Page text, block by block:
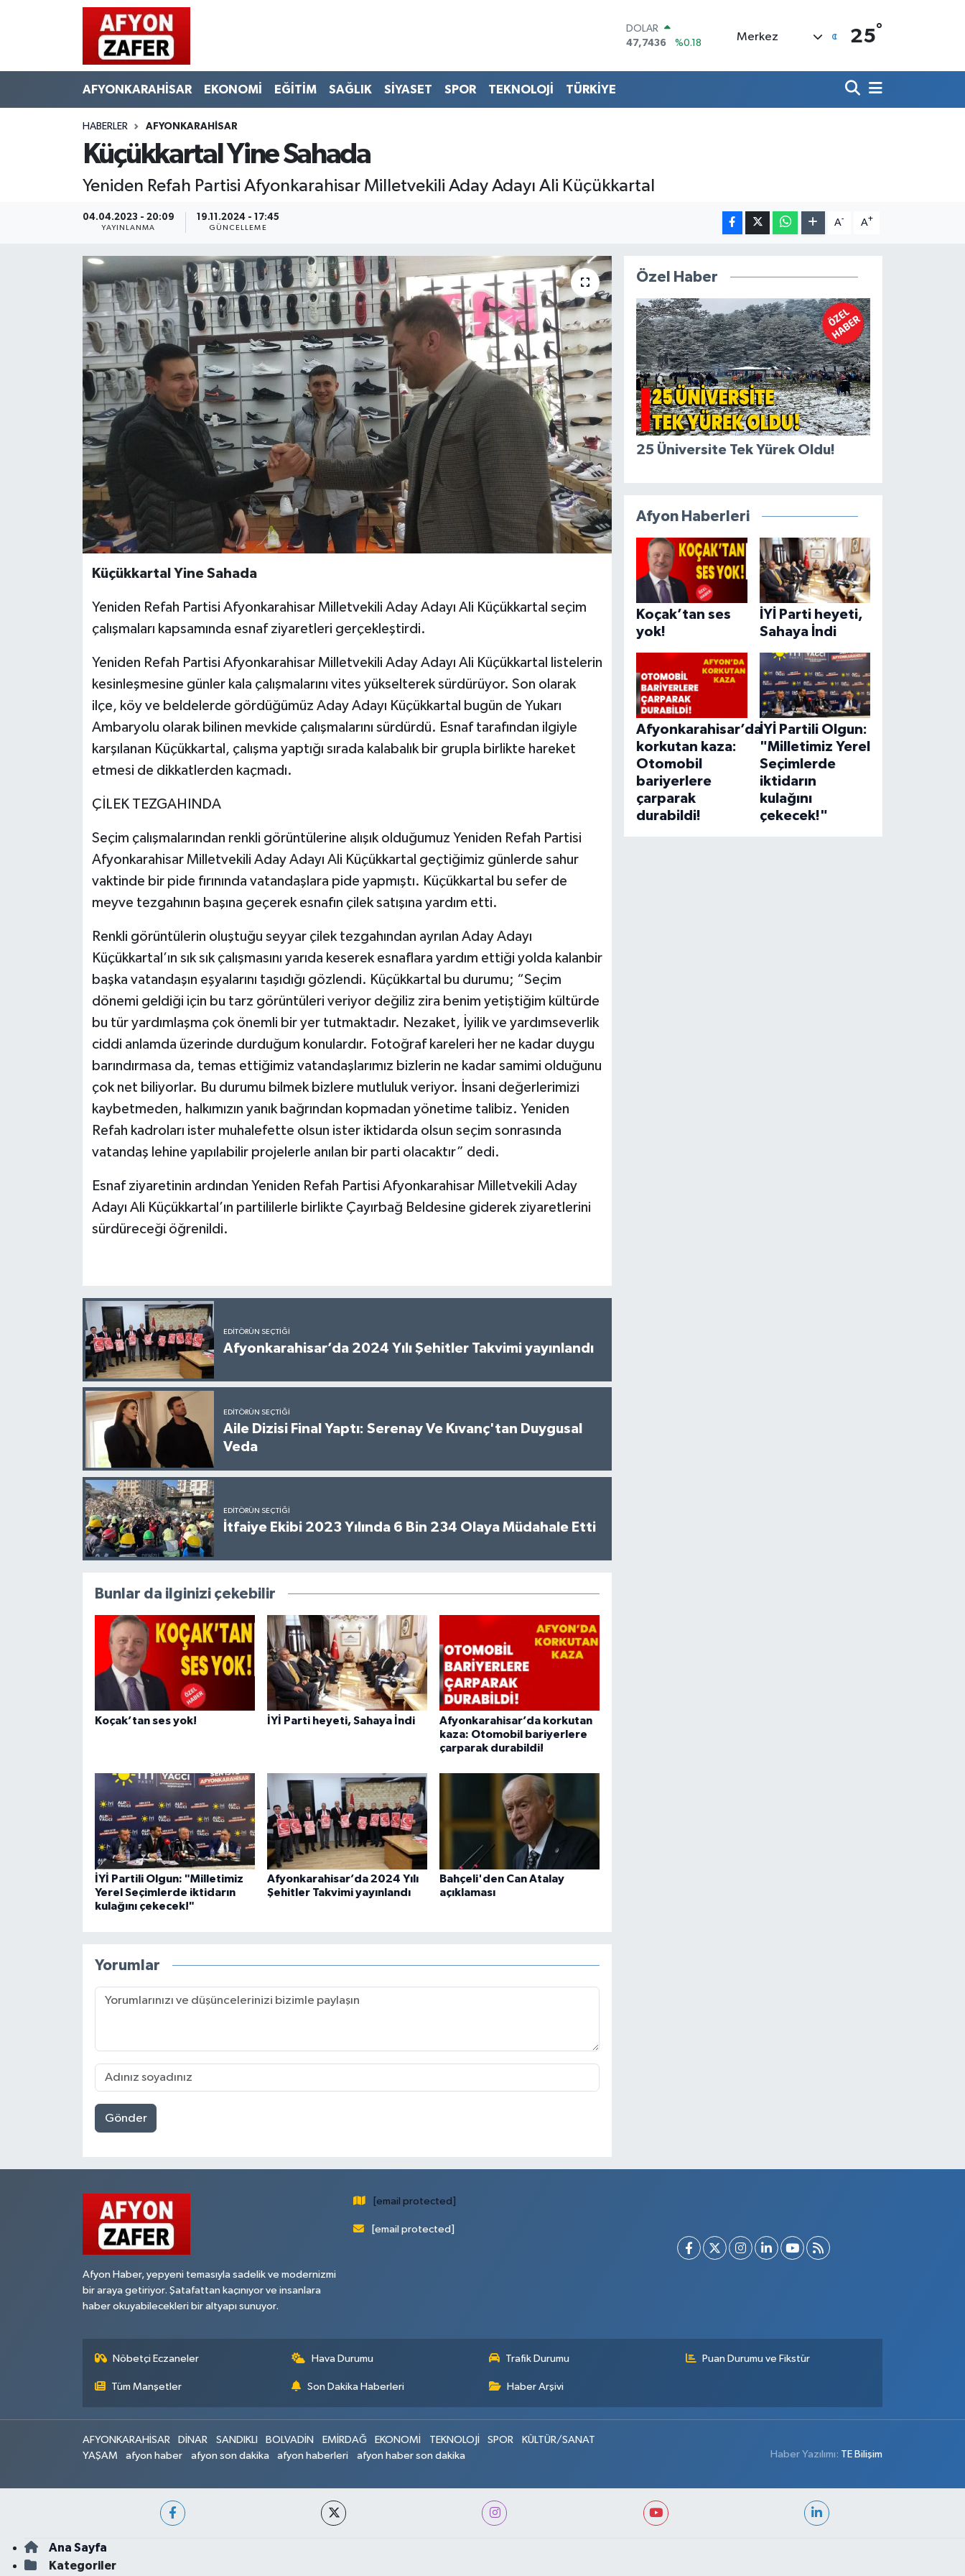
DOLAR
47,7436
%0.18
55,2510
%0.32
64.998,24
Merkez 25°
AFYONKARAHİSAR EKONOMİ EĞİTİM SAĞLIK SİYASET SPOR TEKNOLOJİ TÜRKİYE
HABERLER AFYONKARAHİSAR
Küçükkartal Yine Sahada
Yeniden Refah Partisi Afyonkarahisar Milletvekili Aday Adayı Ali Küçükkartal
04.04.2023 - 20:09
YAYINLANMA
19.11.2024 - 17:45
GÜNCELLEME
A- A+
Küçükkartal Yine Sahada
Yeniden Refah Partisi Afyonkarahisar Milletvekili Aday Adayı Ali Küçükkartal seçim
çalışmaları kapsamında esnaf ziyaretleri gerçekleştirdi.
Yeniden Refah Partisi Afyonkarahisar Milletvekili Aday Adayı Ali Küçükkartal listelerin
kesinleşmesine günler kala çalışmalarını vites yükselterek sürdürüyor. Son olarak
ilçe, köy ve beldelerde gördüğümüz Aday Adayı Küçükkartal bugün de Yukarı
Ambaryolu olarak bilinen mevkide çalışmalarını sürdürdü. Esnaf tarafından ilgiyle
karşılanan Küçükkartal, çalışma yaptığı sırada kalabalık bir grupla birlikte hareket
etmesi de dikkatlerden kaçmadı.
ÇİLEK TEZGAHINDA
Seçim çalışmalarından renkli görüntülerine alışık olduğumuz Yeniden Refah Partisi
Afyonkarahisar Milletvekili Aday Adayı Ali Küçükkartal geçtiğimiz günlerde sahur
vaktinde bir pide fırınında vatandaşlara pide yapmıştı. Küçükkartal bu sefer de
meyve tezgahının başına geçerek esnafın çilek satışına yardım etti.
Renkli görüntülerin oluştuğu seyyar çilek tezgahından ayrılan Aday Adayı
Küçükkartal’ın sık sık çalışmasını yarıda keserek esnaflara yardım ettiği yolda kalanbir
başka vatandaşın eşyalarını taşıdığı gözlendi. Küçükkartal bu durumu; “Seçim
dönemi geldiği için bu tarz görüntüleri veriyor değiliz zira benim yetiştiğim kültürde
bu tür yardımlaşma çok önemli bir yer tutmaktadır. Nezaket, İyilik ve yardımseverlik
ciddi anlamda üzerinde durduğum konulardır. Fotoğraf kareleri her ne kadar duygu
barındırmasa da, temas ettiğimiz vatandaşlarımız bizlerin ne kadar samimi olduğunu
çok net biliyorlar. Bu durumu bilmek bizlere mutluluk veriyor. İnsani değerlerimizi
kaybetmeden, halkımızın yanık bağrından kopmadan yönetime talibiz. Yeniden
Refah kadroları ister muhalefette olsun ister iktidarda olsun seçim sonrasında
vatandaş lehine yapılabilir projelerle anılan bir parti olacaktır” dedi.
Esnaf ziyaretinin ardından Yeniden Refah Partisi Afyonkarahisar Milletvekili Aday
Adayı Ali Küçükkartal’ın partililerle birlikte Çayırbağ Beldesine giderek ziyaretlerini
sürdüreceği öğrenildi.
EDITÖRÜN SEÇTIĞI
Afyonkarahisar’da 2024 Yılı Şehitler Takvimi yayınlandı
EDITÖRÜN SEÇTIĞI
Aile Dizisi Final Yaptı: Serenay Ve Kıvanç'tan Duygusal
Veda
EDITÖRÜN SEÇTIĞI
İtfaiye Ekibi 2023 Yılında 6 Bin 234 Olaya Müdahale Etti
Bunlar da ilginizi çekebilir
Koçak’tan ses yok! İYİ Parti heyeti, Sahaya İndi
Afyonkarahisar’da korkutan
kaza: Otomobil bariyerlere
çarparak durabildi!
İYİ Partili Olgun: "Milletimiz
Yerel Seçimlerde iktidarın
kulağını çekecek!"
Afyonkarahisar’da 2024 Yılı
Şehitler Takvimi yayınlandı
Bahçeli'den Can Atalay
açıklaması
Yorumlar
Gönder
Özel Haber
25 Üniversite Tek Yürek Oldu!
Afyon Haberleri
Koçak’tan ses
yok!
İYİ Parti heyeti,
Sahaya İndi
Afyonkarahisar’da
korkutan kaza:
Otomobil
bariyerlere
çarparak
durabildi!
İYİ Partili Olgun:
"Milletimiz Yerel
Seçimlerde
iktidarın
kulağını
çekecek!"
Afyon Haber, yepyeni temasıyla sadelik ve modernizmi
bir araya getiriyor. Şatafattan kaçınıyor ve insanlara
haber okuyabilecekleri bir altyapı sunuyor.
[email protected]
[email protected]
Nöbetçi Eczaneler Hava Durumu Trafik Durumu Puan Durumu ve Fikstür
Tüm Manşetler Son Dakika Haberleri Haber Arşivi
AFYONKARAHİSAR DİNAR SANDIKLI BOLVADİN EMİRDAĞ EKONOMİ TEKNOLOJİ SPOR
KÜLTÜR/SANAT
YAŞAM
afyon haber afyon son dakika afyon haberleri afyon haber son dakika Haber Yazılımı: TE Bilişim
Ana Sayfa
Kategoriler